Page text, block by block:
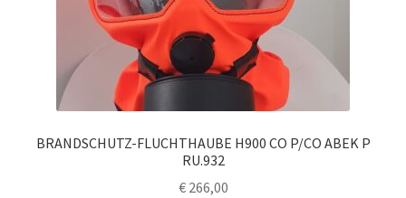
BRANDSCHUTZ-FLUCHTHAUBE H900 CO P/CO ABEK P
RU.932
€266,00